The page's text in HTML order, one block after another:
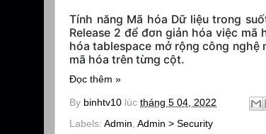
Tính năng Mã hóa Dữ liệu trong
Release 2 để đơn giản hóa việc
hóa tablespace mở rộng công
mã hóa trên từng cột.
Đọc thêm »
By binhtv10 lúc tháng 5 04, 2022
Labels: Admin Admin > Security